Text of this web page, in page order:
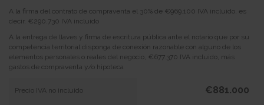
A la firma del contrato de compraventa el 30% de €969.100 IVA incluido, es
decir, €290.730 IVA incluido
A la entrega de llaves y firma de escritura pública ante el notario que por su
competencia territorial disponga de conexión razonable con alguno de los
elementos personales o reales del negocio, €677.370 IVA incluido, más
gastos de compraventa y/o hipoteca
Precio IVA no incluido €881.000